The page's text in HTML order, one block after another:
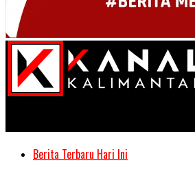
Berita Terbaru Hari Ini